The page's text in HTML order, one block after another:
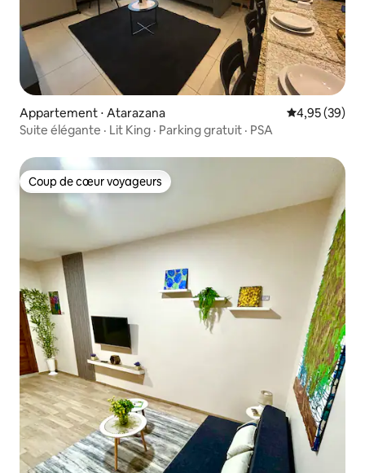
Appartement ⋅ Atarazana Évaluation
4,95 (39)
Suite élégante · Lit King · Parking gratuit · PSA
Coup de cœur voyageurs
Coup de cœur voyageurs